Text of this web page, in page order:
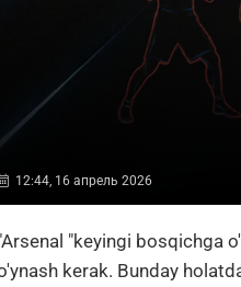
12:44, 16 апрель 2026
"keyingi bosqichga
kerak. Bunday